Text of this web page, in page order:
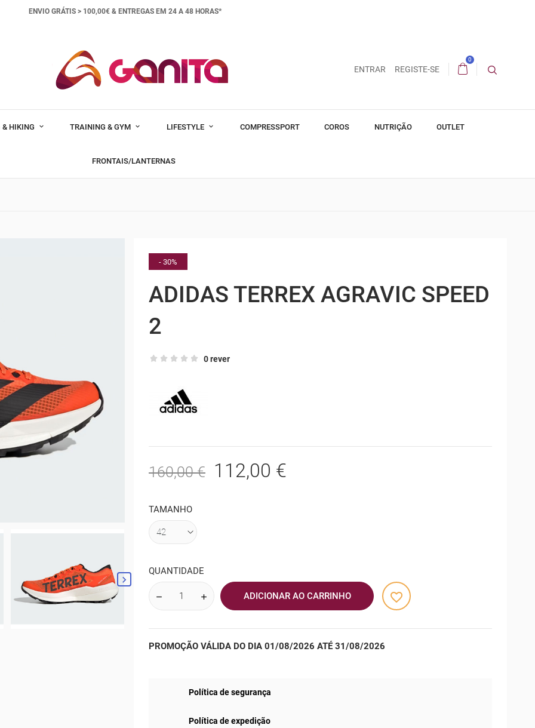
ENVIO GRÁTIS > 100,00€ & ENTREGAS EM 24 A 48 HORAS*
ENTRAR REGISTE-SE
0
& HIKING TRAINING & GYM LIFESTYLE COMPRESSPORT COROS NUTRIÇÃO OUTLET
FRONTAIS/LANTERNAS

- 30%
ADIDAS TERREX AGRAVIC SPEED
2
0 rever
160,00 € 112,00 €
TAMANHO
QUANTIDADE
ADICIONAR AO CARRINHO favorite_border
PROMOÇÃO VÁLIDA DO DIA 01/08/2026 ATÉ 31/08/2026
Política de segurança
Política de expedição